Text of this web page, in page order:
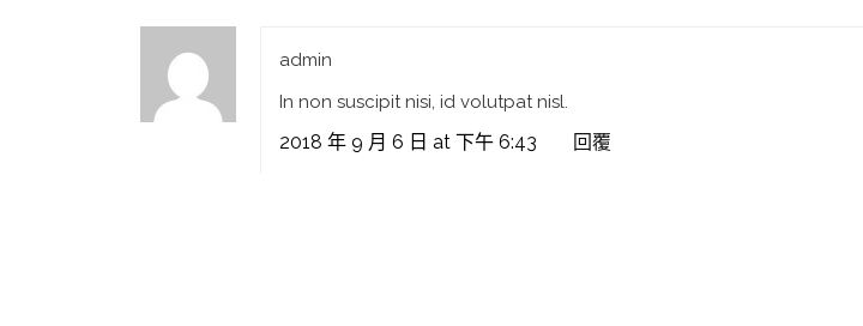
admin
In non suscipit nisi, id volutpat nisl.
回覆
2018 年 9 月 6 日 at 下午 6:43